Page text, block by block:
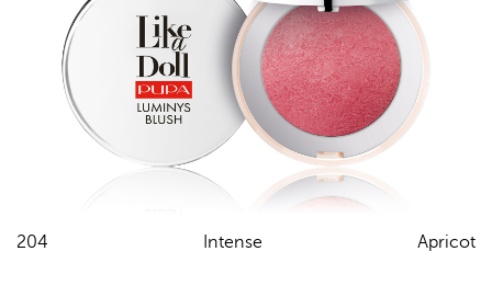
204 Intense Apricot